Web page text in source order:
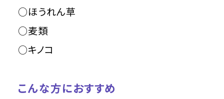
○ほうれん草
○麦類
○キノコ
こんな方におすすめ